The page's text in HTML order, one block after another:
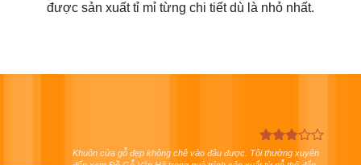
được sản xuất tỉ mỉ từng chi tiết dù là nhỏ nhất.